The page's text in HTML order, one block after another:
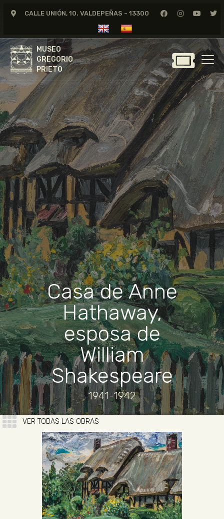
CALLE UNIÓN, 10. VALDEPEÑAS - 13300
MUSEO
GREGORIO
PRIETO
MUSEO
GREGORIO
PRIETO
GREGORIO PRIETO
MUSEO
ARCHIVO
CERTAMEN DE DIBUJO
FUNDACIÓN
TIENDA
NOTICIAS
Casa de Anne
Hathaway,
esposa de
William
Shakespeare
1941-1942
VER TODAS LAS OBRAS